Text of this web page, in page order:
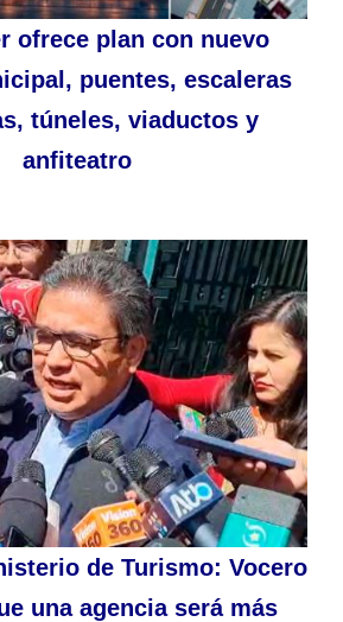
ofrece plan con nuevo
puentes, escaleras
túneles, viaductos y
anfiteatro
de Turismo: Vocero
una agencia será más